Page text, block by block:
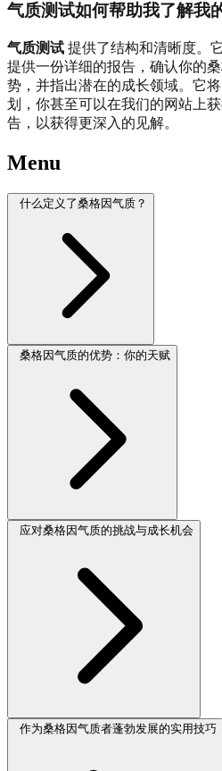
气质测试如何帮助我了解我
气质测试 提供了结构和清晰度。
提供一份详细的报告，确认你的
势，并指出潜在的成长领域。它
划，你甚至可以在我们的网站上
告，以获得更深入的见解。
Menu
什么定义了桑格因气质？
桑格因气质的优势：你的天赋
应对桑格因气质的挑战与成长机会
作为桑格因气质者蓬勃发展的实用技巧